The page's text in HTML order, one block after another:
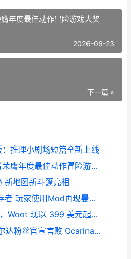
年度最佳动作冒险游戏大奖
2026-06-23
下一篇 »
推理小剧场短篇全新上线
I 星球大战绝地幸存者荣膺年度最佳动作冒险游戏大奖
新地图新斗篷亮相
I 星球大战 绝地：幸存者 玩家使用Mod再现曼达洛人中的尤达宝宝
赶在 9 月预定涨价前，Woot 现以 399 美元起售 Nintendo Switch 2 九月什么股票会涨
投入十年心血后，塞尔达粉丝官宣言败 Ocarina of Time 虚拟引擎重制版项目